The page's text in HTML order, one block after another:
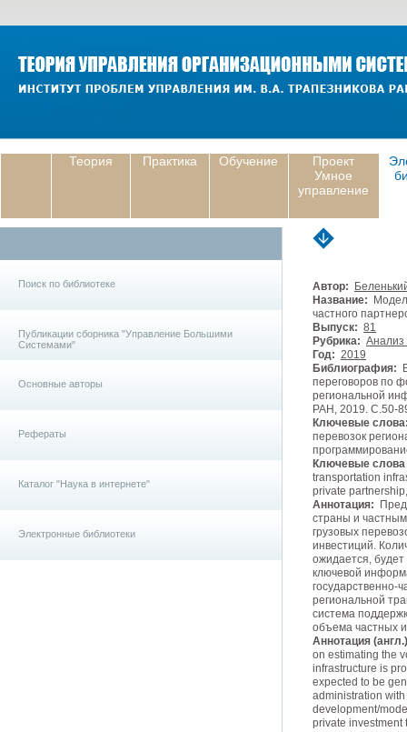
Теория Практика Обучение
Проект
Умное
управление
Поиск по библиотеке
Публикации сборника "Управление Большими
Системами"
Основные авторы
Рефераты
Каталог "Наука в интернете"
Электронные библиотеки
Автор:
Название:
частного
Выпуск: 81
Рубрика: Анализ
Год: 2019
Библиография:
переговоров по
региональной
РАН, 2019. С.50-
Ключевые
перевозок
Ключевые слова
transportation
private
Аннотация:
страны и
грузовых
инвестиций.
ожидается,
ключевой
государственно-
региональной
система
объема частных
Аннотация
on estimating the
infrastructure is
expected to be
administration
development/
private investment